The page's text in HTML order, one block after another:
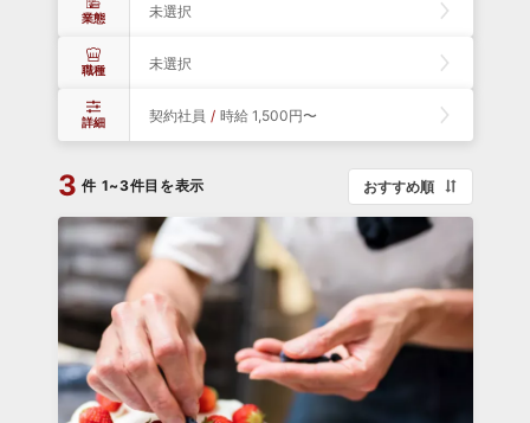
業態 未選択
職種 未選択
詳細 契約社員 / 時給 1,500円〜
3 件 1~3件目を表示 おすすめ順